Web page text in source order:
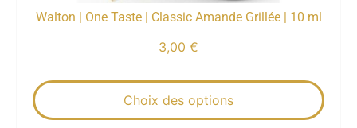
Walton | One Taste | Classic Amande Grillée | 10 ml
3,00 €
Choix des options